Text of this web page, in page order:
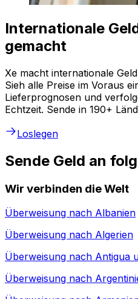
Internationale
gemacht
Xe macht internationale
Sieh alle Preise im Voraus
Lieferprognosen und
Echtzeit. Sende in 190+
Loslegen
Sende Geld an
Wir verbinden die Welt
Überweisung nach Albanien
Überweisung nach Algerien
Überweisung nach Antigua
Überweisung nach